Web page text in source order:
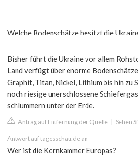
Welche Bodenschätze besitzt die
Bisher führt die Ukraine vor allem
Land verfügt über enorme
Graphit, Titan, Nickel, Lithium bis hin zu
noch riesige unerschlossene
schlummern unter der Erde.
Antrag auf Entfernung der Quelle Sehen
Antwort auf tagesschau.de an
Wer ist die Kornkammer Europas?